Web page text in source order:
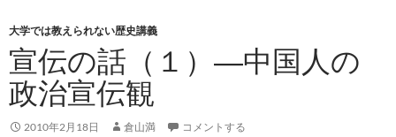
大学では教えられない歴史講義
宣伝の話（１）―中国人の
政治宣伝観
2010年2月18日 倉山満 コメントする